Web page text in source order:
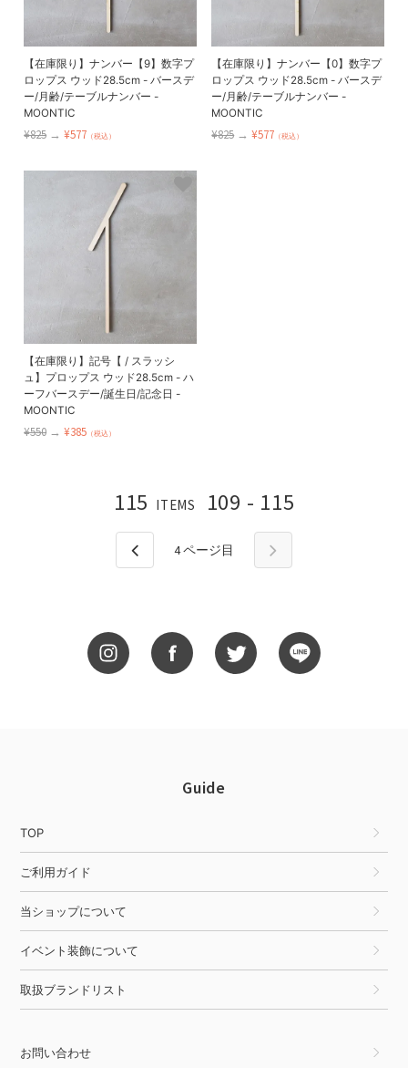
【在庫限り】ナンバー【9】数字プ
ロップス ウッド28.5cm - バースデ
ー/月齢/テーブルナンバー -
MOONTIC
¥825 → ¥577 （税込）
【在庫限り】ナンバー【0】数字プ
ロップス ウッド28.5cm - バースデ
ー/月齢/テーブルナンバー -
MOONTIC
¥825→ ¥577 （税込）
【在庫限り】記号【 / スラッシ
ュ】プロップス ウッド28.5cm - ハ
ーフバースデー/誕生日/記念日 -
MOONTIC
¥550 → ¥385 （税込）
115 ITEMS 109 - 115
4ページ目
Guide
TOP
ご利用ガイド
当ショップについて
イベント装飾について
取扱ブランドリスト
お問い合わせ